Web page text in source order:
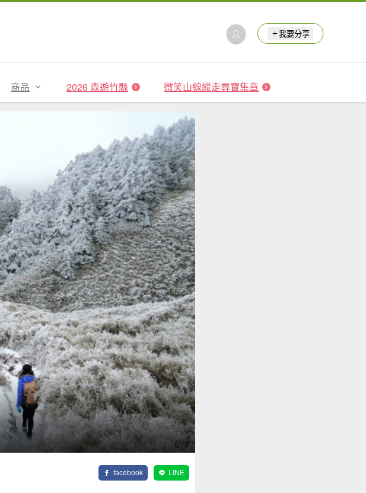
我要分享
商品 2026 森遊竹縣 微笑山線縱走尋寶集章
facebook LINE